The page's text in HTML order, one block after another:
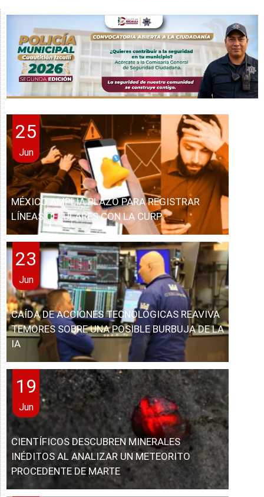
25
Jun
MÉXICO AMPLÍA PLAZO PARA REGISTRAR
LÍNEAS CELULARES CON LA CURP
23
Jun
CAÍDA DE ACCIONES TECNOLÓGICAS REAVIVA
TEMORES SOBRE UNA POSIBLE BURBUJA DE LA
IA
19
Jun
CIENTÍFICOS DESCUBREN MINERALES
INÉDITOS AL ANALIZAR UN METEORITO
PROCEDENTE DE MARTE